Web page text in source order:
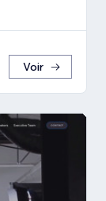
Voir